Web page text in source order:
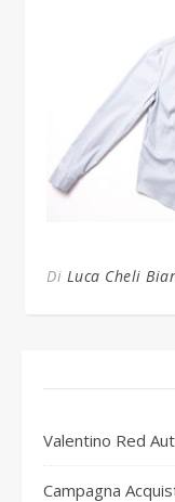
Di Luca Cheli
Valentino Red
Campagna